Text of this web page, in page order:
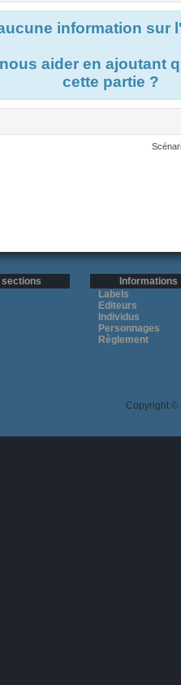
information sur
aider en ajoutant
cette partie ?
sections
Informations
Labels
Editeurs
Individus
Personnages
Règlement
Copyright ©